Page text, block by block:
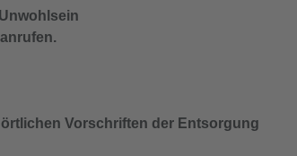
Vorschriften der Entsorgung